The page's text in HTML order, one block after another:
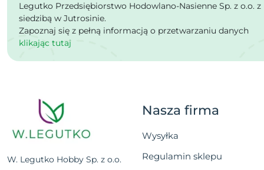
Legutko Przedsiębiorstwo Hodowlano-Nasienne Sp. z o.o. z
siedzibą w Jutrosinie.
Zapoznaj się z pełną informacją o przetwarzaniu danych
klikając tutaj
W. Legutko Hobby Sp. z o.o.
Nasza firma
Wysyłka
Regulamin sklepu